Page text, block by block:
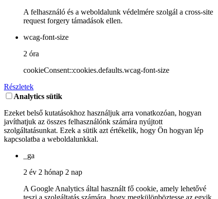
A felhasználó és a weboldalunk védelmére szolgál a cross-site
request forgery támadások ellen.
wcag-font-size
2 óra
cookieConsent::cookies.defaults.wcag-font-size
Részletek
Analytics sütik
Ezeket belső kutatásokhoz használjuk arra vonatkozóan, hogyan
javíthatjuk az összes felhasználónk számára nyújtott
szolgáltatásunkat. Ezek a sütik azt értékelik, hogy Ön hogyan lép
kapcsolatba a weboldalunkkal.
_ga
2 év 2 hónap 2 nap
A Google Analytics által használt fő cookie, amely lehetővé
teszi a szolgáltatás számára, hogy megkülönböztesse az egyik